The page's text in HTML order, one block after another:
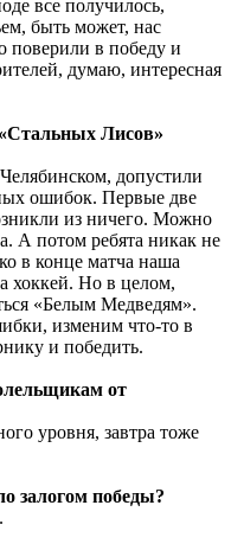
все получилось,
быть может, нас
поверили в победу и
думаю, интересная
Лисов»
допустили
ошибок. Первые две
из ничего. Можно
А потом ребята никак не
в конце матча наша
хоккей. Но в целом,
«Белым Медведям».
изменим что-то в
и победить.
от
уровня, завтра тоже
залогом победы?